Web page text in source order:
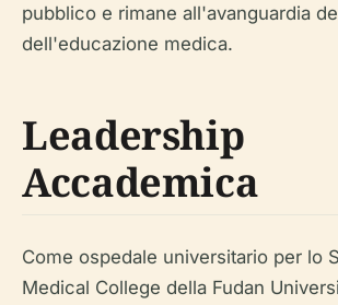
pubblico e rimane all'avanguardia
dell'educazione medica.
Leadership
Accademica
Come ospedale universitario per lo
Medical College della Fudan